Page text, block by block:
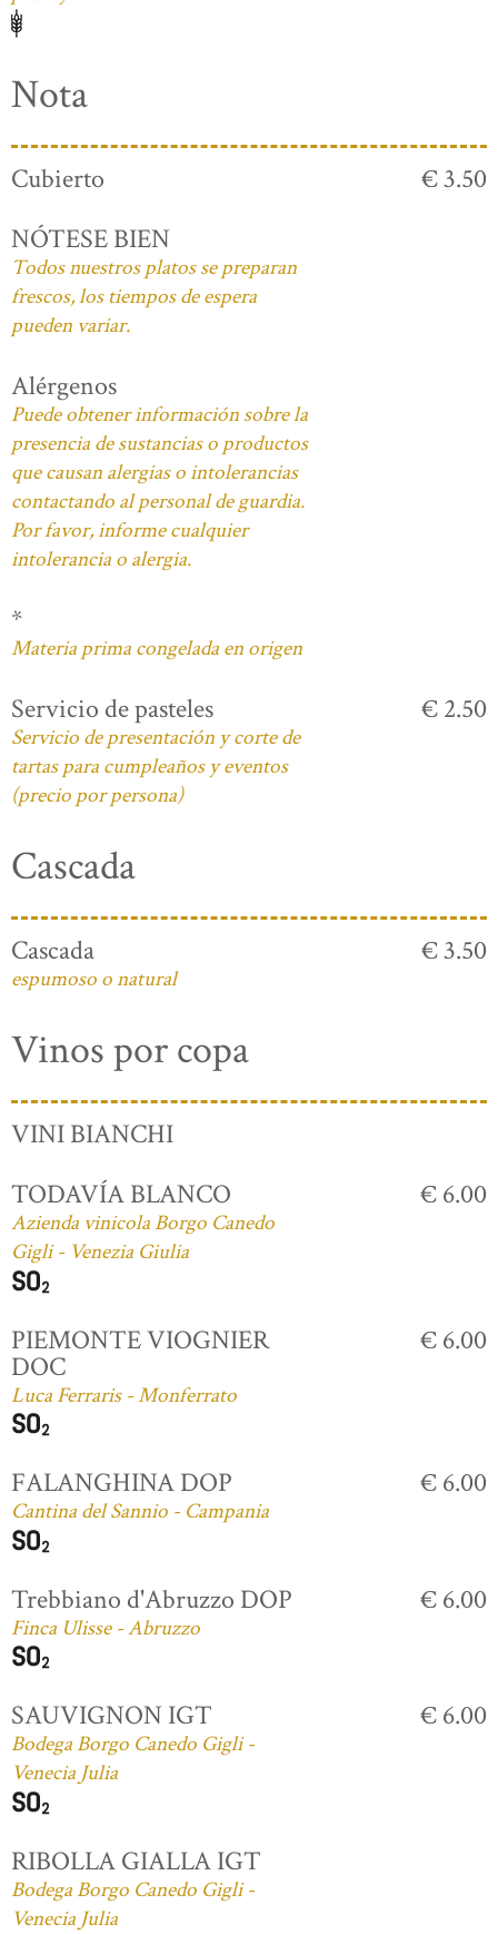
Nota
Cubierto
€ 3.50
NÓTESE BIEN
Todos nuestros platos se preparan
frescos, los tiempos de espera
pueden variar.
Alérgenos
Puede obtener información sobre la
presencia de sustancias o productos
que causan alergias o intolerancias
contactando al personal de guardia.
Por favor, informe cualquier
intolerancia o alergia.
*
Materia prima congelada en origen
Servicio de pasteles
Servicio de presentación y corte de
tartas para cumpleaños y eventos
(precio por persona)
€ 2.50
Cascada
Cascada
espumoso o natural
€ 3.50
Vinos por copa
VINI BIANCHI
TODAVÍA BLANCO
Azienda vinicola Borgo Canedo
Gigli - Venezia Giulia
€ 6.00
PIEMONTE VIOGNIER
DOC
Luca Ferraris - Monferrato
€ 6.00
FALANGHINA DOP
Cantina del Sannio - Campania
€ 6.00
Trebbiano d'Abruzzo DOP
Finca Ulisse - Abruzzo
€ 6.00
SAUVIGNON IGT
Bodega Borgo Canedo Gigli -
Venecia Julia
€ 6.00
RIBOLLA GIALLA IGT
Bodega Borgo Canedo Gigli -
Venecia Julia